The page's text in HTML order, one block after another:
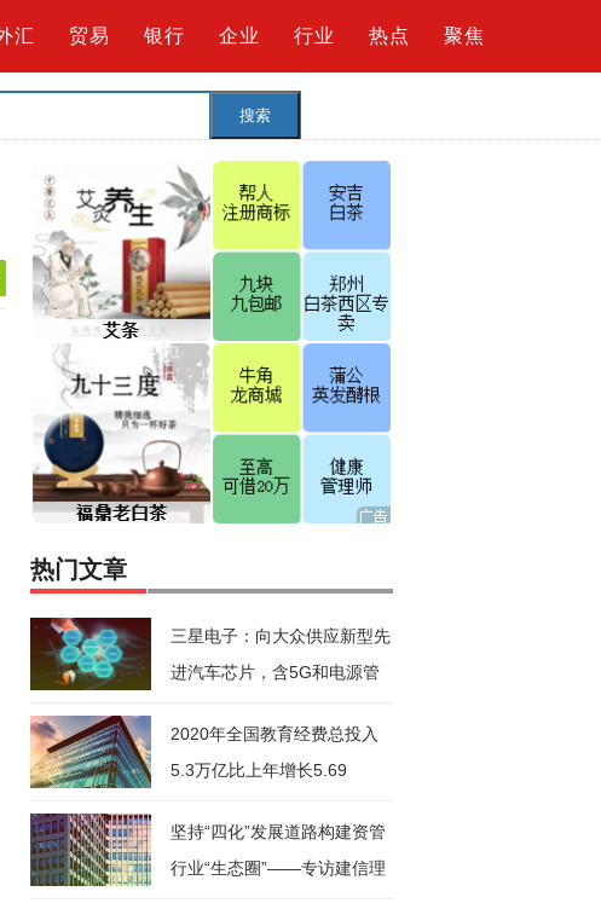
汇 贸易 银行 企业 行业 热点 聚焦
搜索
热门文章
三星电子：向大众供应新型先
进汽车芯片，含5G和电源管
2020年全国教育经费总投入
5.3万亿比上年增长5.69
坚持“四化”发展道路构建资管
行业“生态圈”——专访建信理